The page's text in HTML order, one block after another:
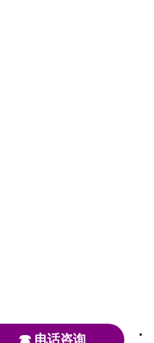
☎ 电话咨询